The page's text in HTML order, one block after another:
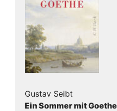
Gustav Seibt
Ein Sommer mit Goethe